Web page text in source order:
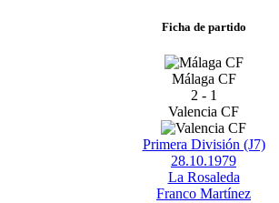
Ficha de partido
Málaga CF
2 - 1
Valencia CF
Primera División (J7)
28.10.1979
La Rosaleda
Franco Martínez